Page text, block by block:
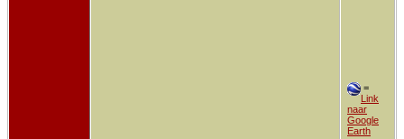
=
Link
naar
Google
Earth